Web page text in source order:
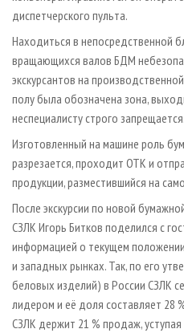
диспетчерского пульта.
Находиться в непосредственной
вращающихся валов БДМ
экскурсантов на
полу была обозначена зона,
неспециалисту строго запрещается.
Изготовленный на машине роль
разрезается, проходит ОТК и
продукции, разместившийся на
После экскурсии по новой
СЗЛК Игорь Битков поделился с
информацией о текущем
и западных рынках. Так, по его
беловых изделий) в России СЗЛК
лидером и её доля составляет 28
СЗЛК держит 21 % продаж,